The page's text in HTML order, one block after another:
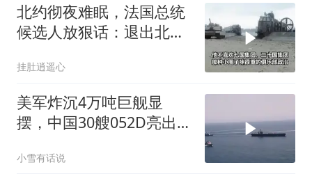
北约彻夜难眠，法国总统
候选人放狠话：退出北
挂肚逍遥心
美军炸沉4万吨巨舰显
摆，中国30艘052D亮出
变天了！
小雪有话说